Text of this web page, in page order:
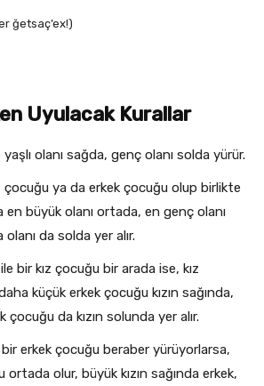
ğetsaç’ex!)
Uyulacak Kurallar
olanı sağda, genç olanı solda yürür.
çocuğu ya da erkek çocuğu olup birlikte
en büyük olanı ortada, en genç olanı
da solda yer alır.
bir kız çocuğu bir arada ise, kız
küçük erkek çocuğu kızın sağında,
çocuğu da kızın solunda yer alır.
bir erkek çocuğu beraber yürüyorlarsa,
ortada olur, büyük kızın sağında erkek,